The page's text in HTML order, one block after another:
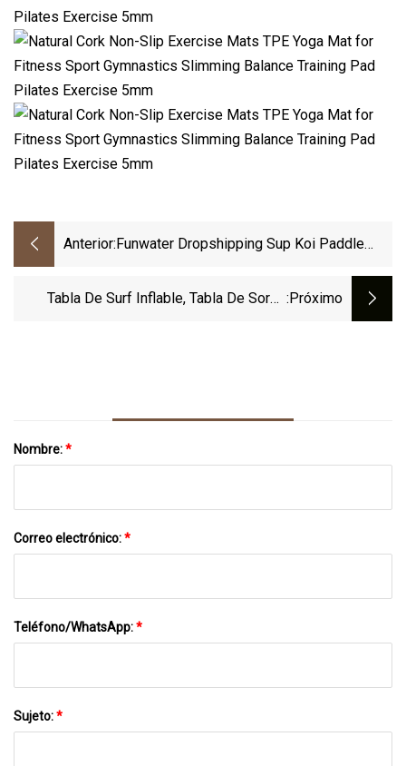
Anterior: Funwater Dropshipping Sup Koi Paddle
Inflable Ventas Deportes Acuáticos Sub
Tabla De Surf Inflable, Tabla De Sorbo :próximo
Nombre:*
Correo electrónico:*
Teléfono/WhatsApp:*
Sujeto:*